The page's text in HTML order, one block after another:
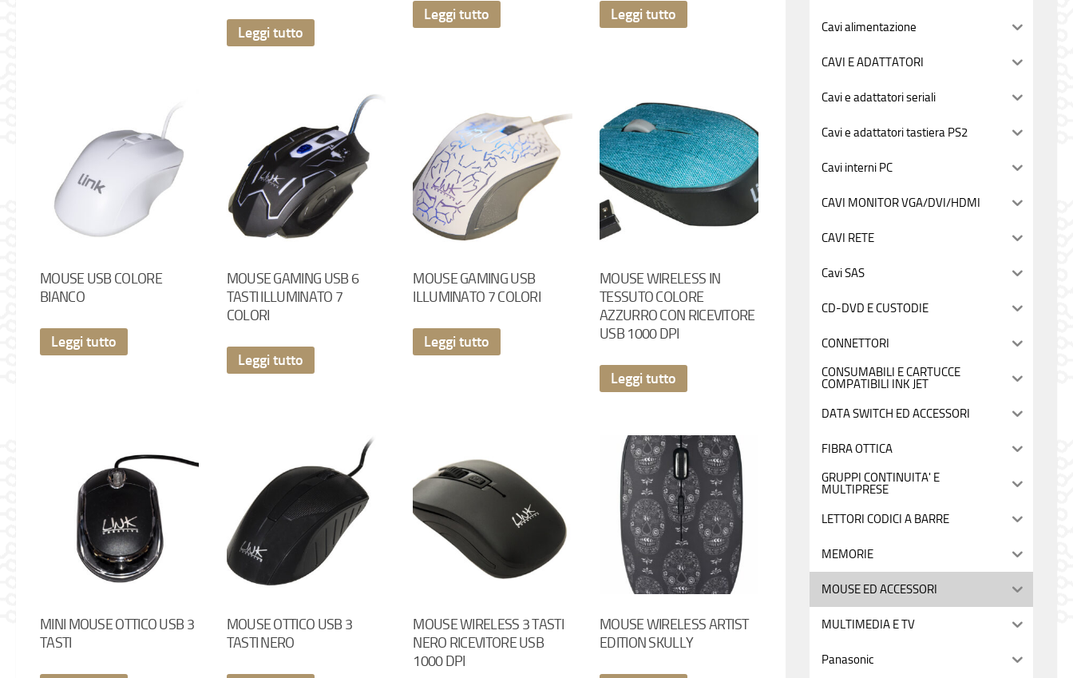
Leggi tutto
Leggi tutto Leggi tutto
MOUSE USB COLORE
BIANCO
Leggi tutto
MOUSE GAMING USB 6
TASTI ILLUMINATO 7
COLORI
Leggi tutto
MOUSE GAMING USB
ILLUMINATO 7 COLORI
Leggi tutto
MOUSE WIRELESS IN
TESSUTO COLORE
AZZURRO CON RICEVITORE
USB 1000 DPI
Leggi tutto
MINI MOUSE OTTICO USB 3
TASTI
MOUSE OTTICO USB 3
TASTI NERO
MOUSE WIRELESS 3 TASTI
NERO RICEVITORE USB
1000 DPI
MOUSE WIRELESS ARTIST
EDITION SKULLY
Cavi alimentazione
CAVI E ADATTATORI
Cavi e adattatori seriali
Cavi e adattatori tastiera PS2
Cavi interni PC
CAVI MONITOR VGA/DVI/HDMI
CAVI RETE
Cavi SAS
CD-DVD E CUSTODIE
CONNETTORI
CONSUMABILI E CARTUCCE
COMPATIBILI INK JET
DATA SWITCH ED ACCESSORI
FIBRA OTTICA
GRUPPI CONTINUITA' E
MULTIPRESE
LETTORI CODICI A BARRE
MEMORIE
MOUSE ED ACCESSORI
MULTIMEDIA E TV
Panasonic